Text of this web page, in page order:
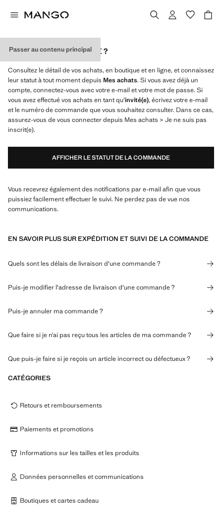
Passer au contenu principal
OÙ EST MA COMMANDE ?
Consultez le détail de vos achats, en boutique et en ligne, et connaissez
leur statut à tout moment depuis Mes achats. Si vous avez déjà un
compte, connectez-vous avec votre e-mail et votre mot de passe. Si
vous avez effectué vos achats en tant qu'invité(e), écrivez votre e-mail
et le numéro de commande que vous souhaitez consulter. Dans ce cas,
assurez-vous de vous connecter depuis Mes achats > Je ne suis pas
inscrit(e).
AFFICHER LE STATUT DE LA COMMANDE
Vous recevrez également des notifications par e-mail afin que vous
puissiez facilement effectuer le suivi. Ne perdez pas de vue nos
communications.
EN SAVOIR PLUS SUR EXPÉDITION ET SUIVI DE LA COMMANDE
Quels sont les délais de livraison d'une commande ?
Puis-je modifier l'adresse de livraison d'une commande ?
Puis-je annuler ma commande ?
Que faire si je n’ai pas reçu tous les articles de ma commande ?
Que puis-je faire si je reçois un article incorrect ou défectueux ?
CATÉGORIES
Retours et remboursements
Paiements et promotions
Informations sur les tailles et les produits
Données personnelles et communications
Boutiques et cartes cadeau